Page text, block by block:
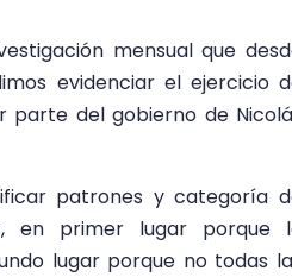
mensual que
evidenciar el ejercicio
parte del gobierno de
patrones y categoría
en primer lugar porque
lugar porque no todas